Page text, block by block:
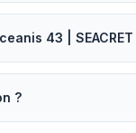
43 |
?